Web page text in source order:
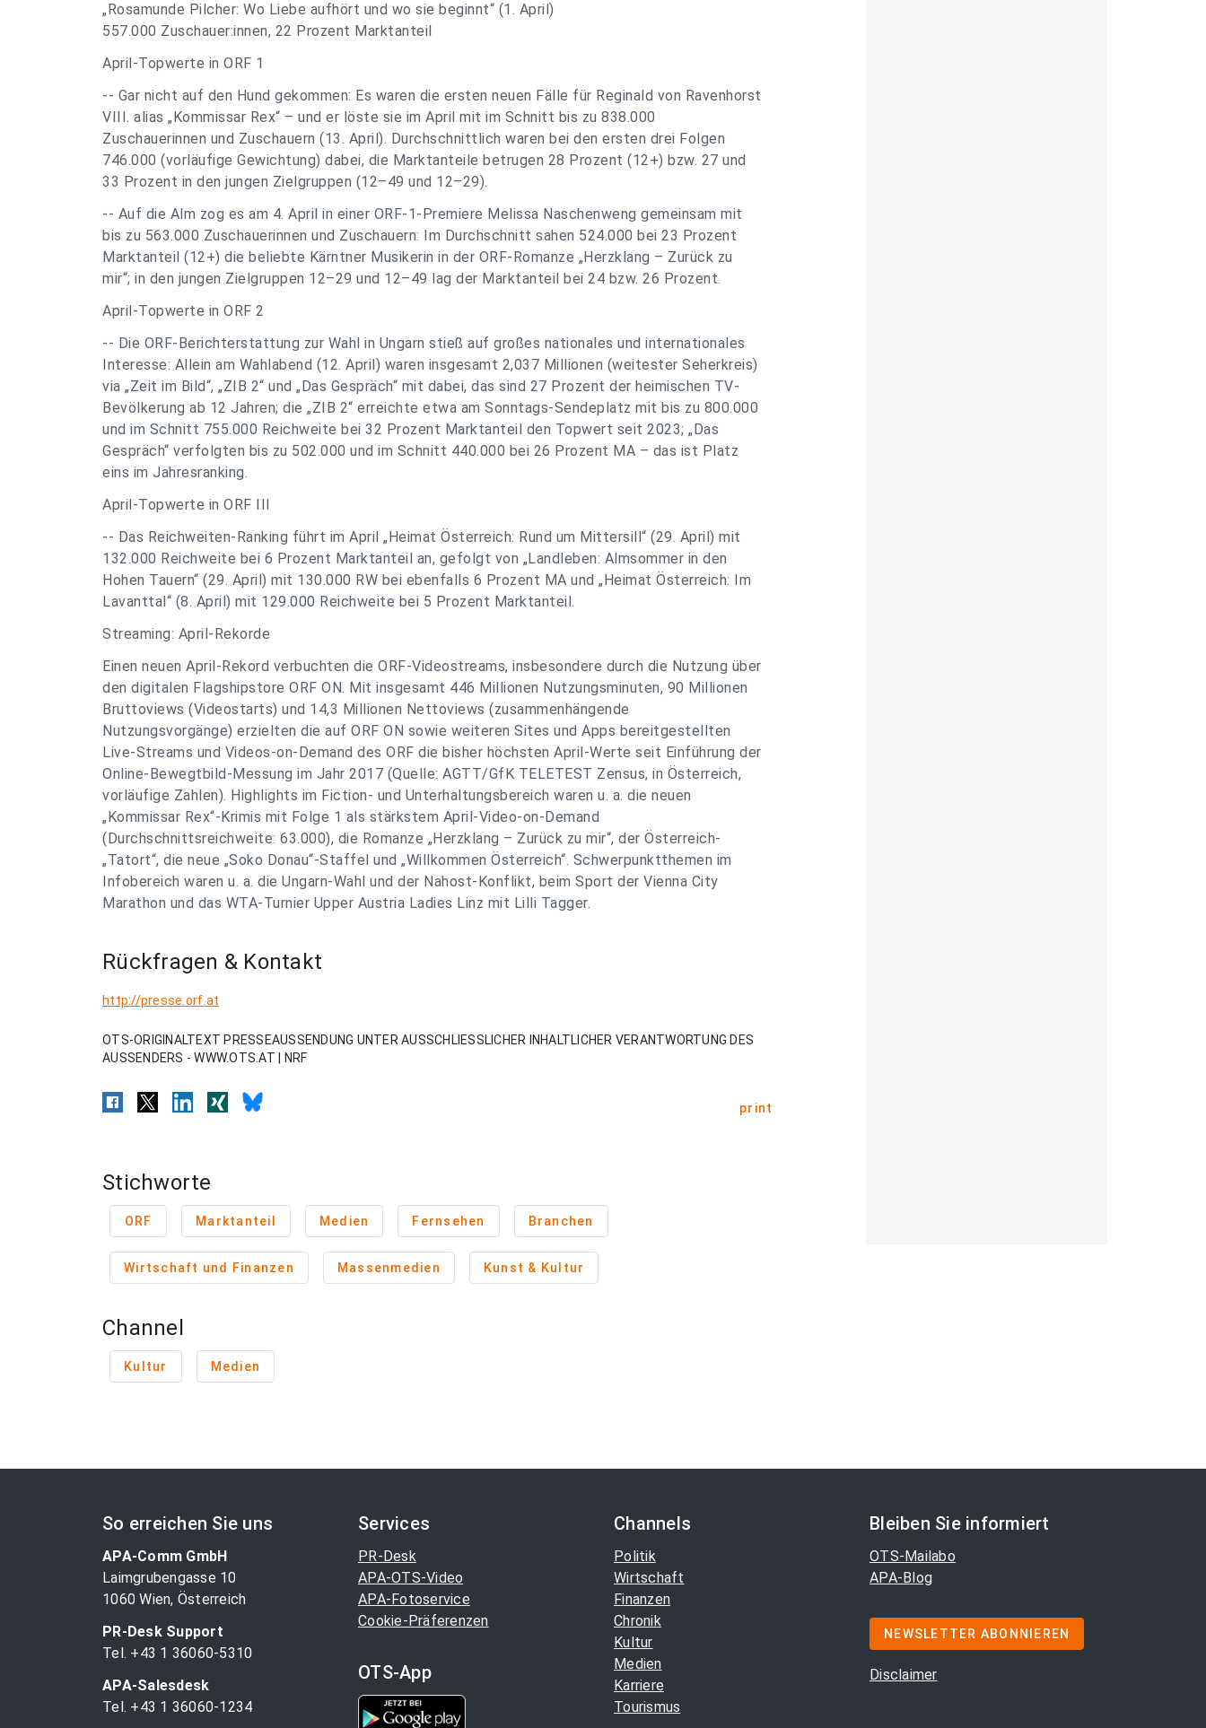
„Rosamunde Pilcher: Wo Liebe aufhört und wo sie beginnt“ (1. April)
557.000 Zuschauer:innen, 22 Prozent Marktanteil
April-Topwerte in ORF 1
-- Gar nicht auf den Hund gekommen: Es waren die ersten neuen Fälle für Reginald von Ravenhorst
VIII. alias „Kommissar Rex“ – und er löste sie im April mit im Schnitt bis zu 838.000
Zuschauerinnen und Zuschauern (13. April). Durchschnittlich waren bei den ersten drei Folgen
746.000 (vorläufige Gewichtung) dabei, die Marktanteile betrugen 28 Prozent (12+) bzw. 27 und
33 Prozent in den jungen Zielgruppen (12–49 und 12–29).
-- Auf die Alm zog es am 4. April in einer ORF-1-Premiere Melissa Naschenweng gemeinsam mit
bis zu 563.000 Zuschauerinnen und Zuschauern: Im Durchschnitt sahen 524.000 bei 23 Prozent
Marktanteil (12+) die beliebte Kärntner Musikerin in der ORF-Romanze „Herzklang – Zurück zu
mir“; in den jungen Zielgruppen 12–29 und 12–49 lag der Marktanteil bei 24 bzw. 26 Prozent.
April-Topwerte in ORF 2
-- Die ORF-Berichterstattung zur Wahl in Ungarn stieß auf großes nationales und internationales
Interesse: Allein am Wahlabend (12. April) waren insgesamt 2,037 Millionen (weitester Seherkreis)
via „Zeit im Bild“, „ZIB 2“ und „Das Gespräch“ mit dabei, das sind 27 Prozent der heimischen TV-
Bevölkerung ab 12 Jahren; die „ZIB 2“ erreichte etwa am Sonntags-Sendeplatz mit bis zu 800.000
und im Schnitt 755.000 Reichweite bei 32 Prozent Marktanteil den Topwert seit 2023; „Das
Gespräch“ verfolgten bis zu 502.000 und im Schnitt 440.000 bei 26 Prozent MA – das ist Platz
eins im Jahresranking.
April-Topwerte in ORF III
-- Das Reichweiten-Ranking führt im April „Heimat Österreich: Rund um Mittersill“ (29. April) mit
132.000 Reichweite bei 6 Prozent Marktanteil an, gefolgt von „Landleben: Almsommer in den
Hohen Tauern“ (29. April) mit 130.000 RW bei ebenfalls 6 Prozent MA und „Heimat Österreich: Im
Lavanttal“ (8. April) mit 129.000 Reichweite bei 5 Prozent Marktanteil.
Streaming: April-Rekorde
Einen neuen April-Rekord verbuchten die ORF-Videostreams, insbesondere durch die Nutzung über
den digitalen Flagshipstore ORF ON. Mit insgesamt 446 Millionen Nutzungsminuten, 90 Millionen
Bruttoviews (Videostarts) und 14,3 Millionen Nettoviews (zusammenhängende
Nutzungsvorgänge) erzielten die auf ORF ON sowie weiteren Sites und Apps bereitgestellten
Live-Streams und Videos-on-Demand des ORF die bisher höchsten April-Werte seit Einführung der
Online-Bewegtbild-Messung im Jahr 2017 (Quelle: AGTT/GfK TELETEST Zensus, in Österreich,
vorläufige Zahlen). Highlights im Fiction- und Unterhaltungsbereich waren u. a. die neuen
„Kommissar Rex“-Krimis mit Folge 1 als stärkstem April-Video-on-Demand
(Durchschnittsreichweite: 63.000), die Romanze „Herzklang – Zurück zu mir“, der Österreich-
„Tatort“, die neue „Soko Donau“-Staffel und „Willkommen Österreich“. Schwerpunktthemen im
Infobereich waren u. a. die Ungarn-Wahl und der Nahost-Konflikt, beim Sport der Vienna City
Marathon und das WTA-Turnier Upper Austria Ladies Linz mit Lilli Tagger.
Rückfragen & Kontakt
http://presse.orf.at
OTS-ORIGINALTEXT PRESSEAUSSENDUNG UNTER AUSSCHLIESSLICHER INHALTLICHER VERANTWORTUNG DES
AUSSENDERS - WWW.OTS.AT | NRF
print
Stichworte
ORF Marktanteil Medien Fernsehen Branchen
Wirtschaft und Finanzen Massenmedien Kunst & Kultur
Channel
Kultur Medien
So erreichen Sie uns
APA-Comm GmbH
Laimgrubengasse 10
1060 Wien, Österreich
PR-Desk Support
Tel. +43 1 36060-5310
APA-Salesdesk
Tel. +43 1 36060-1234
Services
PR-Desk
APA-OTS-Video
APA-Fotoservice
Cookie-Präferenzen
OTS-App
Channels
Politik
Wirtschaft
Finanzen
Chronik
Kultur
Medien
Karriere
Tourismus
Bleiben Sie informiert
OTS-Mailabo
APA-Blog
NEWSLETTER ABONNIEREN
Disclaimer